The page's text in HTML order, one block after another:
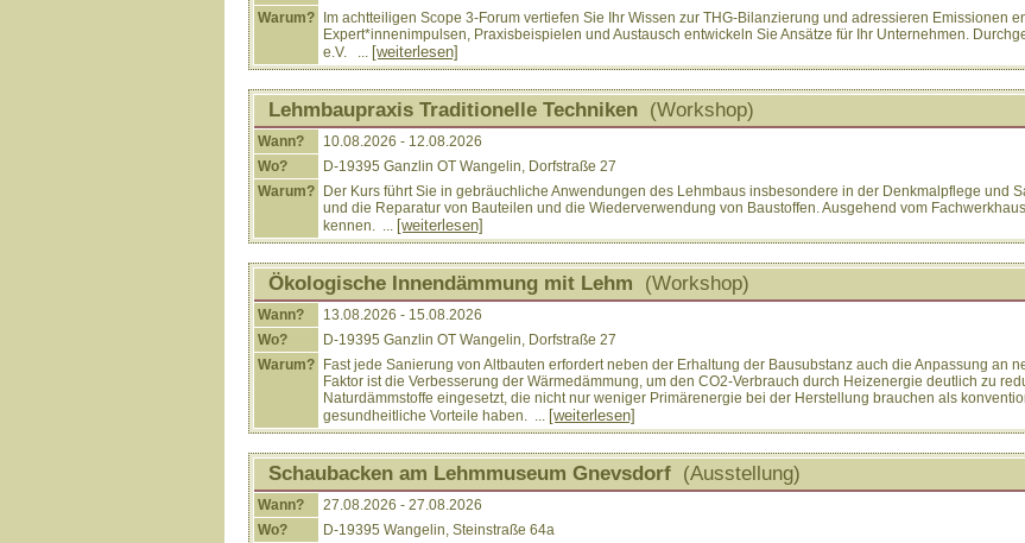
Warum?
Im achtteiligen Scope 3-Forum vertiefen Sie Ihr Wissen zur THG-Bilanzierung und adressieren Emissionen
Expert*innenimpulsen, Praxisbeispielen und Austausch entwickeln Sie Ansätze für Ihr Unternehmen.
e.V. ... [weiterlesen]
Lehmbaupraxis Traditionelle Techniken (Workshop)
Wann?
10.08.2026 - 12.08.2026
Wo?
D-19395 Ganzlin OT Wangelin, Dorfstraße 27
Warum?
Der Kurs führt Sie in gebräuchliche Anwendungen des Lehmbaus insbesondere in der Denkmalpflege und
und die Reparatur von Bauteilen und die Wiederverwendung von Baustoffen. Ausgehend vom
kennen. ... [weiterlesen]
Ökologische Innendämmung mit Lehm (Workshop)
Wann?
13.08.2026 - 15.08.2026
Wo?
D-19395 Ganzlin OT Wangelin, Dorfstraße 27
Warum?
Fast jede Sanierung von Altbauten erfordert neben der Erhaltung der Bausubstanz auch die Anpassung an
Faktor ist die Verbesserung der Wärmedämmung, um den CO2-Verbrauch durch Heizenergie deutlich zu
Naturdämmstoffe eingesetzt, die nicht nur weniger Primärenergie bei der Herstellung brauchen als
gesundheitliche Vorteile haben. ... [weiterlesen]
Schaubacken am Lehmmuseum Gnevsdorf (Ausstellung)
Wann?
27.08.2026 - 27.08.2026
Wo?
D-19395 Wangelin, Steinstraße 64a